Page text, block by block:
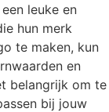
leuke en
hun merk
te maken, kun
en
belangrijk om te
bij jouw